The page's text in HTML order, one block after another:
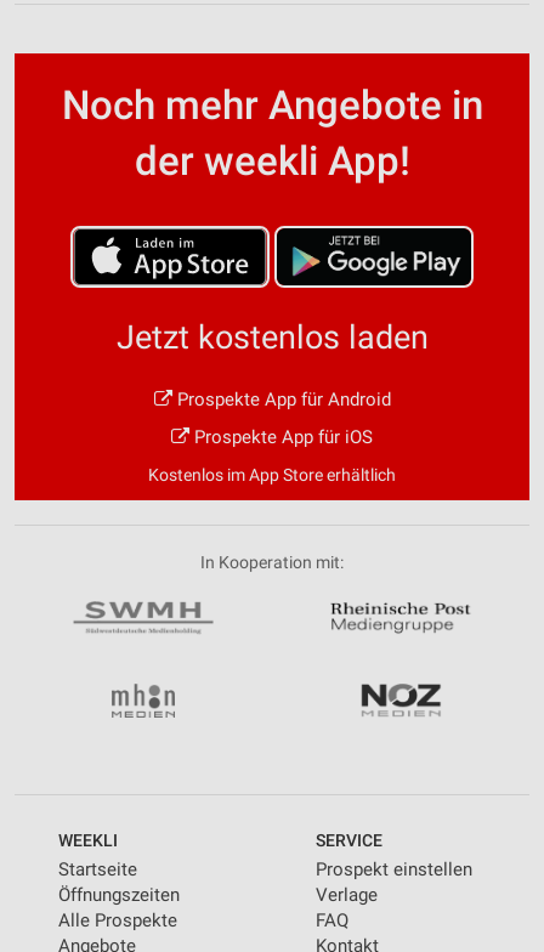
Noch mehr Angebote in
der weekli App!
Jetzt kostenlos laden
Prospekte App für Android
Prospekte App für iOS
Kostenlos im App Store erhältlich
In Kooperation mit:
WEEKLI
Startseite
Öffnungszeiten
Alle Prospekte
Angebote
SERVICE
Prospekt einstellen
Verlage
FAQ
Kontakt